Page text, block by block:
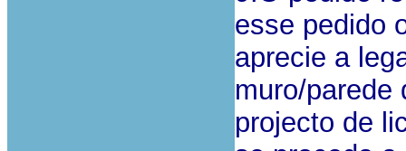
esse pedido
aprecie a
muro/parede
projecto de